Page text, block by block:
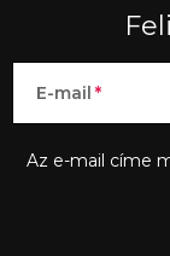
E-mail
Az e-mail címe